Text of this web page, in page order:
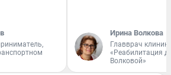
Ирина Волкова
Главврач
«Реабилитация
Волковой»